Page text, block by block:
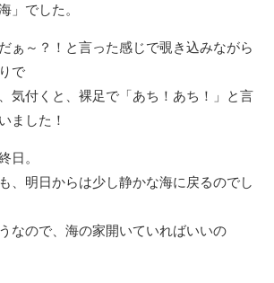
」でした。
ぁ～？！と言った感じで覗き込みながら
で
気付くと、裸足で「あち！あち！」と言
ました！
日。
、明日からは少し静かな海に戻るのでし
なので、海の家開いていればいいの